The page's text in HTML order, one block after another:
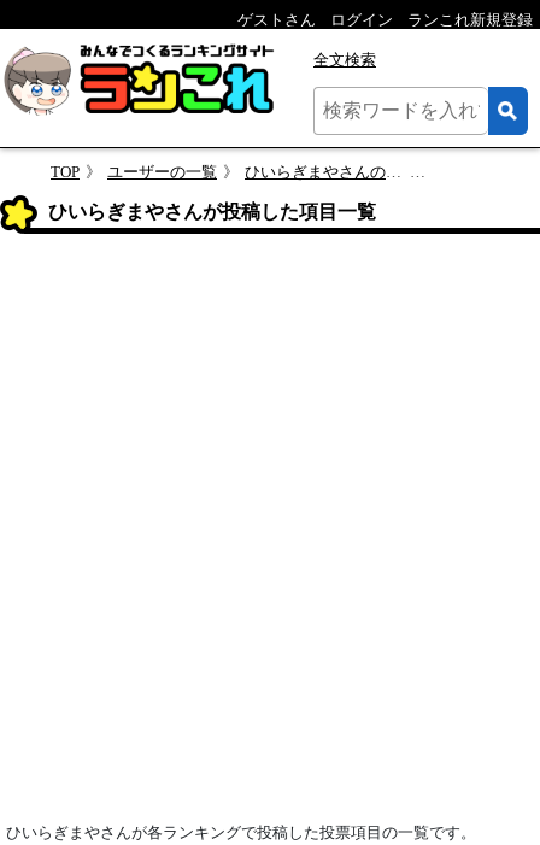
ゲストさん ログイン ランこれ新規登録
全文検索
TOP ユーザーの一覧 ひいらぎまやさんのプロフィール
ひいらぎまやさんが投稿した項目一覧
ひいらぎまやさんが各ランキングで投稿した投票項目の一覧です。